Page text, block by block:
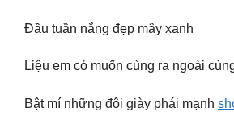
Đầu tuần nắng đẹp mây xanh
Liệu em có muốn cùng ra ngoài
Bật mí những đôi giày phái mạnh